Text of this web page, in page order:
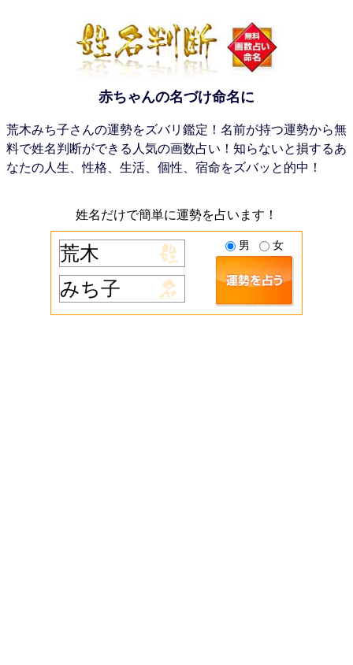
赤ちゃんの名づけ命名に
荒木みち子さんの運勢をズバリ鑑定！名前が持つ運勢から無
料で姓名判断ができる人気の画数占い！知らないと損するあ
なたの人生、性格、生活、個性、宿命をズバッと的中！
姓名だけで簡単に運勢を占います！
男 女